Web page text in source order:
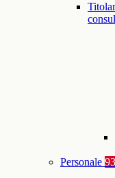
Personale 93